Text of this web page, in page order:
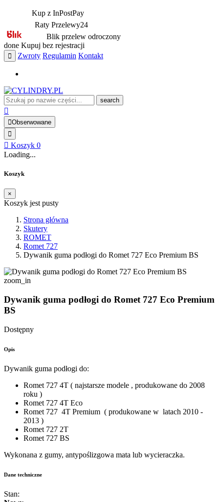
Kup z InPostPay
Raty Przelewy24
Blik przelew odroczony
done Kupuj bez rejestracji
Zwroty Regulamin Kontakt
search
Obserwowane
Koszyk 0
Loading...
Koszyk
×
Koszyk jest pusty
Strona główna
Skutery
ROMET
Romet 727
Dywanik guma podłogi do Romet 727 Eco Premium BS
zoom_in
Dywanik guma podłogi do Romet 727 Eco Premium
BS
Dostępny
Opis
Dywanik guma podłogi do:
Romet 727 4T ( najstarsze modele , produkowane do 2008
roku )
Romet 727 4T Eco
Romet 727 4T Premium ( produkowane w latach 2010 -
2013 )
Romet 727 2T
Romet 727 BS
Wykonana z gumy, antypoślizgowa mata lub wycieraczka.
Dane techniczne
Stan: